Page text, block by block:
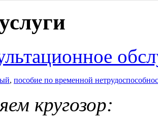
, пособие по временной
кругозор: